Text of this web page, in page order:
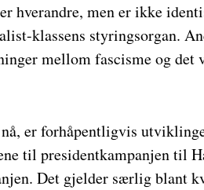
hverandre, men er ikke
klassens styringsorgan.
mellom fascisme og
er forhåpentligvis
til presidentkampanjen til
Det gjelder særlig blant